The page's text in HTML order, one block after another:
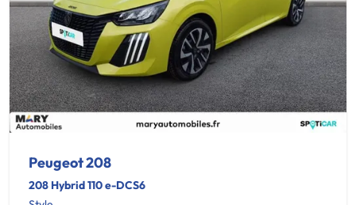
Peugeot 208
208 Hybrid 110 e-DCS6